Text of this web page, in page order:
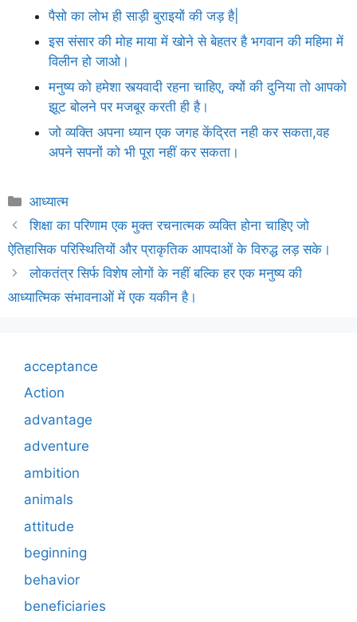
पैसो का लोभ ही साड़ी बुराइयों की जड़ है|
इस संसार की मोह माया में खोने से बेहतर है भगवान की महिमा में
विलीन हो जाओ।
मनुष्य को हमेशा स्त्यवादी रहना चाहिए, क्यों की दुनिया तो आपको
झूट बोलने पर मजबूर करती ही है।
जो व्यक्ति अपना ध्यान एक जगह केंद्रित नही कर सकता,वह
अपने सपनों को भी पूरा नहीं कर सकता।
Categories
आध्यात्म
शिक्षा का परिणाम एक मुक्त रचनात्मक व्यक्ति होना चाहिए जो
ऐतिहासिक परिस्थितियों और प्राकृतिक आपदाओं के विरुद्ध लड़ सके।
लोकतंत्र सिर्फ विशेष लोगों के नहीं बल्कि हर एक मनुष्य की
आध्यात्मिक संभावनाओं में एक यकीन है।
acceptance
Action
advantage
adventure
ambition
animals
attitude
beginning
behavior
beneficiaries